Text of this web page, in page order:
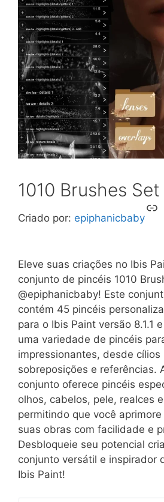
1010 Brushes
Criado por: epiphanicbaby
Link
Eleve suas criações no Ibis
conjunto de pincéis 1010
@epiphanicbaby! Este
contém 45 pincéis
para o Ibis Paint versão 8.1.1
uma variedade de pincéis
impressionantes, desde cílios
sobreposições e referências.
conjunto oferece pincéis
olhos, cabelos, pele, realces
permitindo que você
suas obras com facilidade e
Desbloqueie seu potencial
conjunto versátil e inspirador
Ibis Paint!